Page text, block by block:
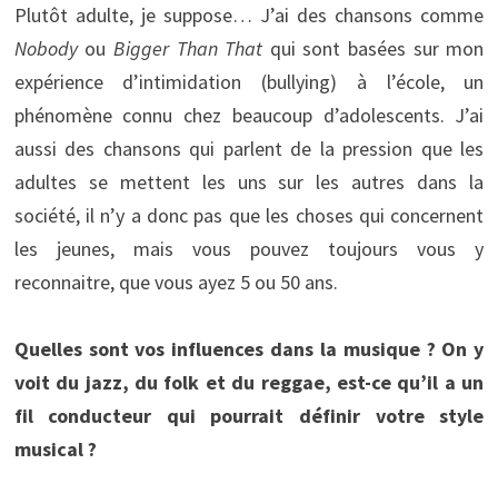
Plutôt adulte, je suppose… J’ai des chansons comme
Nobodyou Bigger Than That qui sont basées sur mon
expérience d’intimidation (bullying) à l’école, un
phénomène connu chez beaucoup d’adolescents. J’ai
aussi des chansons qui parlent de la pression que les
adultes se mettent les uns sur les autres dans la
société, il n’y a donc pas que les choses qui concernent
les jeunes, mais vous pouvez toujours vous y
reconnaitre, que vous ayez 5 ou 50 ans.
Quelles sont vos influences dans la musique ? On y
voit du jazz, du folk et du reggae, est-ce qu’il a un
fil conducteur qui pourrait définir votre style
musical ?